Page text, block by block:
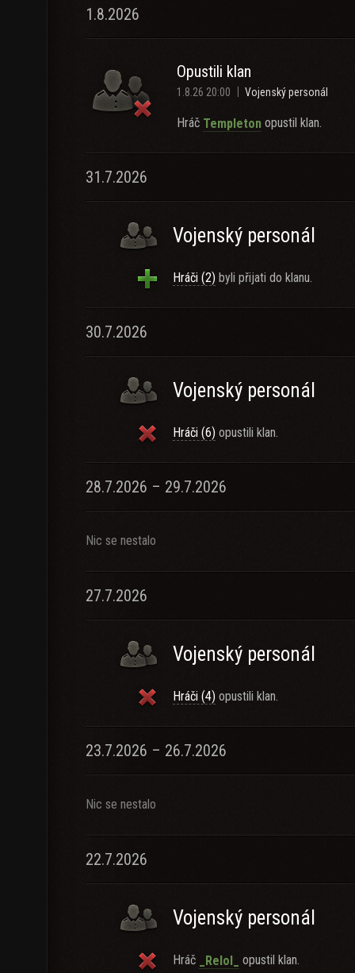
1.8.2026
Opustili klan
1.8.26 20:00 Vojenský personál
Hráč TempIeton opustil klan.
31.7.2026
Vojenský personál
Hráči (2) byli přijati do klanu.
30.7.2026
Vojenský personál
Hráči (6) opustili klan.
28.7.2026 – 29.7.2026
Nic se nestalo
27.7.2026
Vojenský personál
Hráči (4) opustili klan.
23.7.2026 – 26.7.2026
Nic se nestalo
22.7.2026
Vojenský personál
Hráč _Relol_ opustil klan.